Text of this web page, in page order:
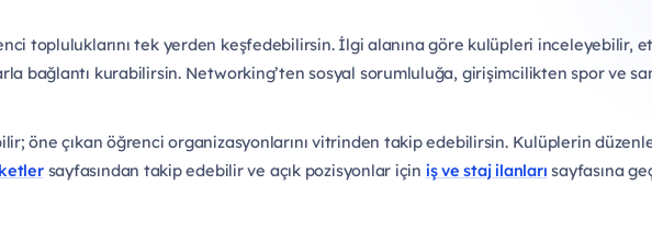
topluluklarını tek yerden keşfedebilirsin. İlgi alanına göre kulüpleri inceleyebilir,
bağlantı kurabilirsin. Networking’ten sosyal sorumluluğa, girişimcilikten spor ve
öne çıkan öğrenci organizasyonlarını vitrinden takip edebilirsin. Kulüplerin
sayfasından takip edebilir ve açık pozisyonlar için iş ve staj ilanları sayfasına